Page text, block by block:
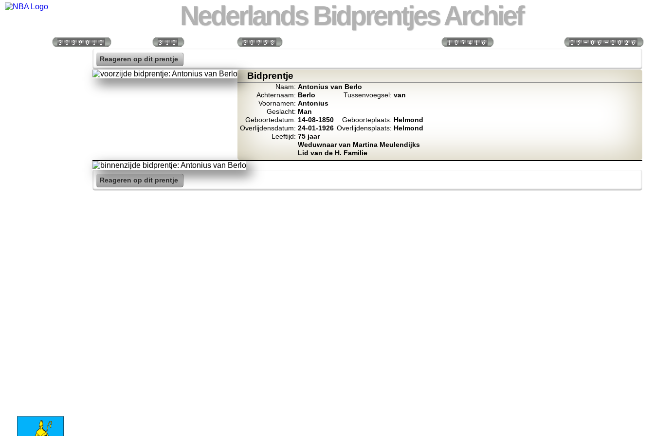
Nederlands Bidprentjes Archief
Reageren op dit prentje
Bidprentje
Naam: Antonius van Berlo
Achternaam: Berlo Tussenvoegsel: van
Voornamen: Antonius
Geslacht: Man
Geboortedatum: 14-08-1850 Geboorteplaats: Helmond
Overlijdensdatum: 24-01-1926 Overlijdensplaats: Helmond
Leeftijd: 75 jaar
Weduwnaar van Martina Meulendijks
Lid van de H. Familie
Reageren op dit prentje